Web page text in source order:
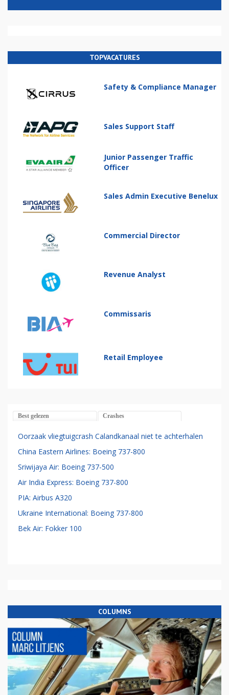
TOPVACATURES
Safety & Compliance Manager
Sales Support Staff
Junior Passenger Traffic
Officer
Sales Admin Executive Benelux
Commercial Director
Revenue Analyst
Commissaris
Retail Employee
Best gelezen Crashes
Oorzaak vliegtuigcrash Calandkanaal niet te achterhalen
China Eastern Airlines: Boeing 737-800
Sriwijaya Air: Boeing 737-500
Air India Express: Boeing 737-800
PIA: Airbus A320
Ukraine International: Boeing 737-800
Bek Air: Fokker 100
COLUMNS